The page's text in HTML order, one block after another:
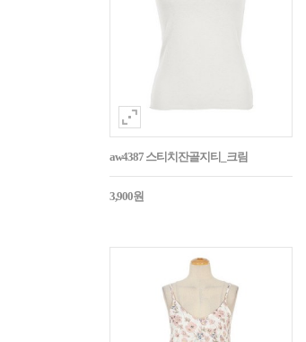
aw4387 스티치잔골지티_크림
3,900원